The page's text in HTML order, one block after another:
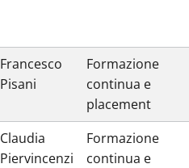
Francesco
Pisani
Formazione
continua e
placement
Claudia
Piervincenzi
Formazione
continua e